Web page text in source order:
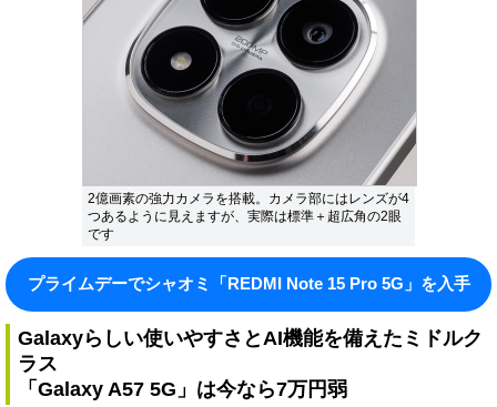
2億画素の強力カメラを搭載。カメラ部にはレンズが4
つあるように見えますが、実際は標準＋超広角の2眼
です
プライムデーでシャオミ「REDMI Note 15 Pro 5G」を入手
Galaxyらしい使いやすさとAI機能を備えたミドルク
ラス
「Galaxy A57 5G」は今なら7万円弱